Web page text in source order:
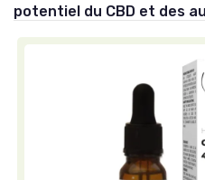
potentiel du CBD et des